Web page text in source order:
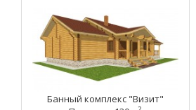
Банный комплекс "Визит"